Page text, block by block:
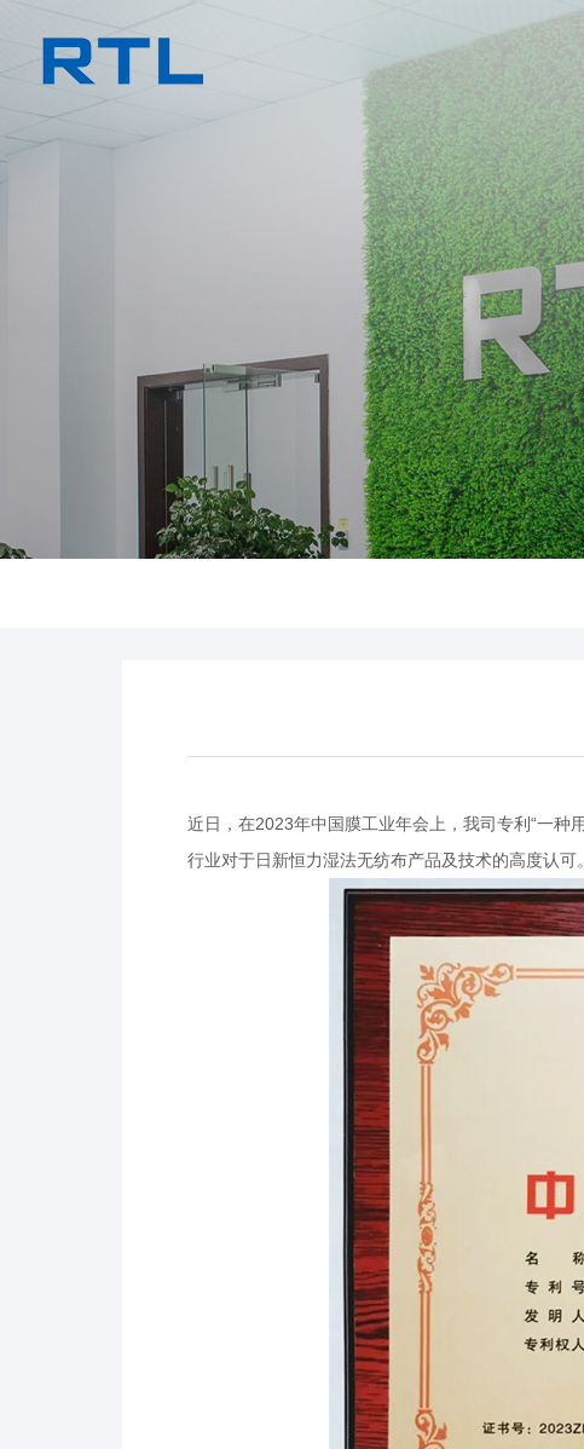
近日，在2023年中国膜工业年会上，我司专利“一种
行业对于日新恒力湿法无纺布产品及技术的高度认可。